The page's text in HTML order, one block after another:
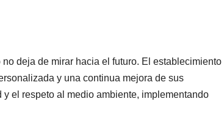
deja de mirar hacia el futuro. El establecimiento
y una continua mejora de sus
el respeto al medio ambiente, implementando